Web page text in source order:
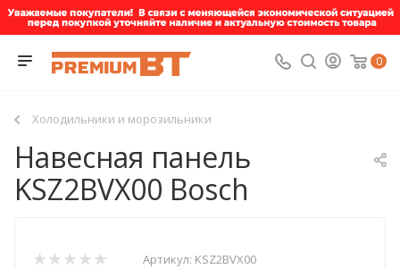
0
Холодильники и морозильники
Навесная панель
KSZ2BVX00 Bosch
Артикул: KSZ2BVX00